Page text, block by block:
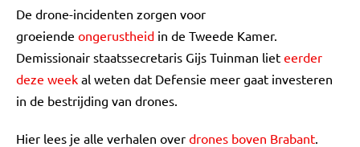
De drone-incidenten zorgen voor
groeiende ongerustheid in de Tweede Kamer.
Demissionair staatssecretaris Gijs Tuinman liet eerder
deze week al weten dat Defensie meer gaat investeren
in de bestrijding van drones.
Hier lees je alle verhalen over drones boven Brabant.